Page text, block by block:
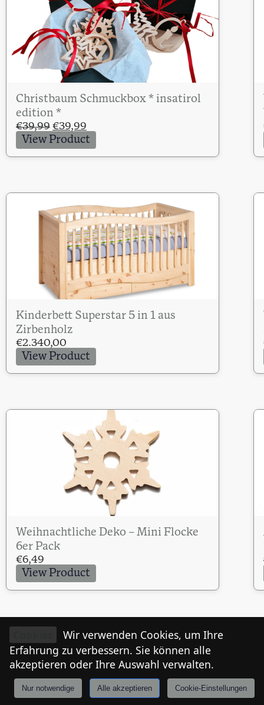
Christbaum Schmuckbox * insatirol
edition *
€39,99 Ursprünglicher
Preis
war:
€39,99
Preis
ist:
View Product
Kinderbett Superstar 5 in 1 aus
Zirbenholz
€2.340,00
View Product
Weihnachtliche Deko – Mini Flocke
6er Pack
€6,49
View Product
Anmelden Tiroler
Wir verwenden Cookies, um Ihre
Erfahrung zu verbessern. Sie können alle
akzeptieren oder Ihre Auswahl verwalten.
Nur notwendige Alle akzeptieren Cookie-Einstellungen